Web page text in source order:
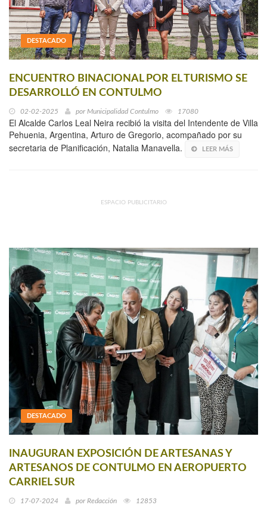
DESTACADO
ENCUENTRO BINACIONAL POR EL TURISMO SE
DESARROLLÓ EN CONTULMO
02-02-2025 por Municipalidad Contulmo 17080
El Alcalde Carlos Leal Neira recibió la visita del Intendente de Villa
Pehuenia, Argentina, Arturo de Gregorio, acompañado por su
secretaria de Planificación, Natalia Manavella.
LEER MÁS
ESPACIO PUBLICITARIO
DESTACADO
INAUGURAN EXPOSICIÓN DE ARTESANAS Y
ARTESANOS DE CONTULMO EN AEROPUERTO
CARRIEL SUR
17-07-2024 por Redacción 12853